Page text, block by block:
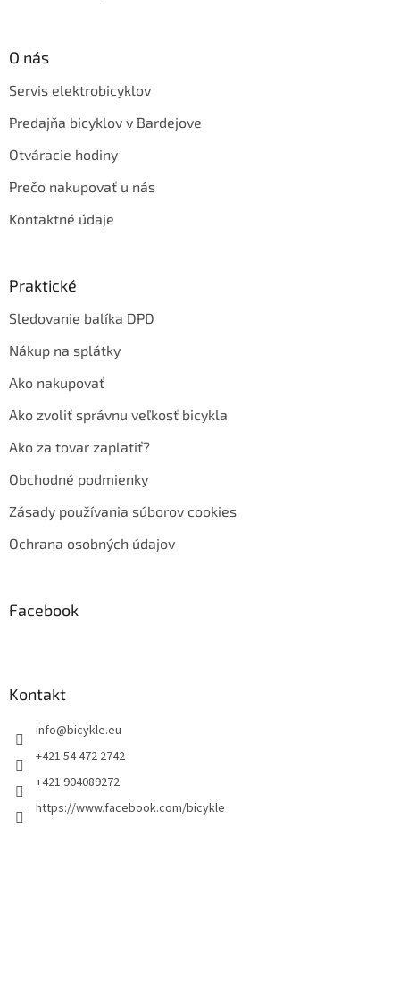
O nás
Servis elektrobicyklov
Predajňa bicyklov v Bardejove
Otváracie hodiny
Prečo nakupovať u nás
Kontaktné údaje
Praktické
Sledovanie balíka DPD
Nákup na splátky
Ako nakupovať
Ako zvoliť správnu veľkosť bicykla
Ako za tovar zaplatiť?
Obchodné podmienky
Zásady používania súborov cookies
Ochrana osobných údajov
Facebook
Kontakt
info@bicykle.eu
+421 54 472 2742
+421 904089272
https://www.facebook.com/bicykle